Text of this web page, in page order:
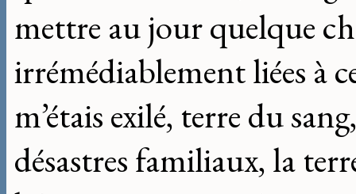
mettre au jour quelque
irrémédiablement liées à
m’étais exilé, terre du
désastres familiaux, la